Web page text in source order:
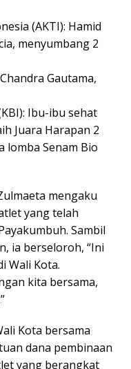
(AKTI): Hamid
menyumbang 2
Gautama,
Ibu-ibu sehat
Juara Harapan 2
lomba Senam Bio
mengaku
yang telah
Sambil
ia berseloroh, “Ini
Wali Kota.
kita bersama,
Kota bersama
dana pembinaan
yang berangkat